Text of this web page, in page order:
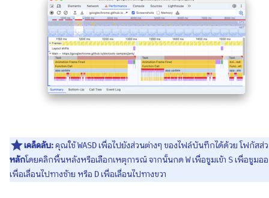
เคล็ดลับ:คุณใช้WASDเพื่อไปยังส่วนต่างๆ ของไฟล์บันทึกได้ด้วย โฟกัสส่
หลักโดยคลิกพื้นหลังหรือเลือกเหตุการณ์ จากนั้นกด Wเพื่อซูมเข้า Sเพื่อซูมอ
เพื่อเลื่อนไปทางซ้าย หรือ Dเพื่อเลื่อนไปทางขวา